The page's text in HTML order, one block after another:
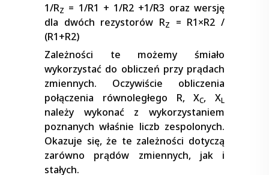
1/RZ = 1/R1 + 1/R2 +1/R3 oraz wersję
dla dwóch rezystorów RZ = R1×R2 /
(R1+R2)
Zależności te możemy śmiało
wykorzystać do obliczeń przy prądach
zmiennych. Oczywiście obliczenia
połączenia równoległego R, XC, XL
należy wykonać z wykorzystaniem
poznanych właśnie liczb zespolonych.
Okazuje się, że te zależności dotyczą
zarówno prądów zmiennych, jak i
stałych.